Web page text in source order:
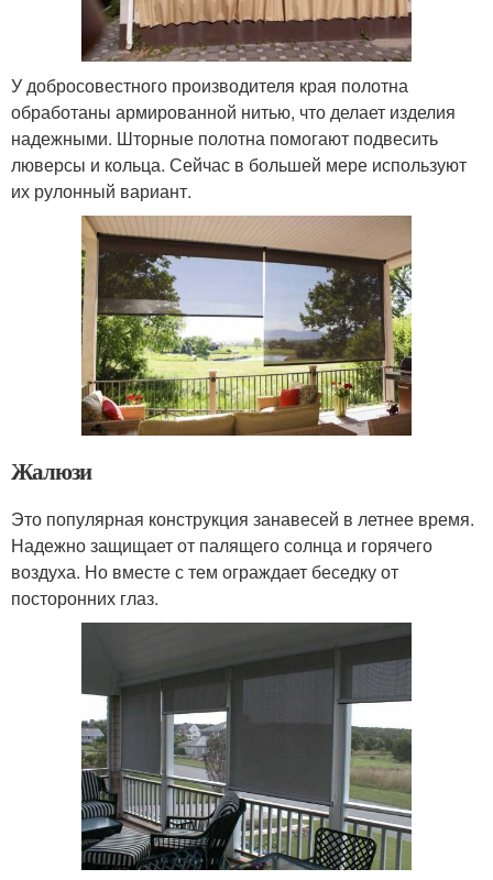
У добросовестного производителя края полотна
обработаны армированной нитью, что делает изделия
надежными. Шторные полотна помогают подвесить
люверсы и кольца. Сейчас в большей мере используют
их рулонный вариант.
Жалюзи
Это популярная конструкция занавесей в летнее время.
Надежно защищает от палящего солнца и горячего
воздуха. Но вместе с тем ограждает беседку от
посторонних глаз.